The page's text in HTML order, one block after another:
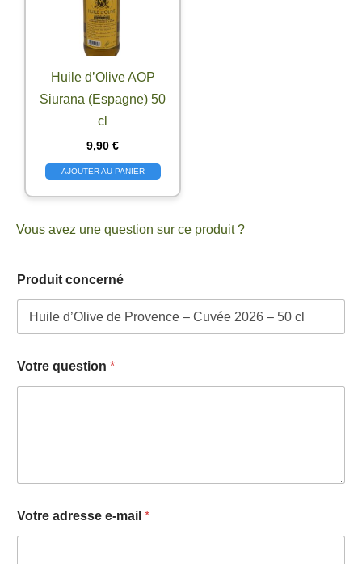
Huile d’Olive AOP
Siurana (Espagne) 50
cl
9,90 €
AJOUTER AU PANIER
Vous avez une question sur ce produit ?
Produit concerné
Votre question *
-
m
Votre adresse e-mail *